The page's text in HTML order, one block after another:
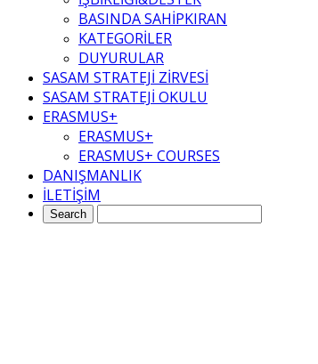
BASINDA SAHİPKIRAN
KATEGORİLER
DUYURULAR
SASAM STRATEJİ ZİRVESİ
SASAM STRATEJİ OKULU
ERASMUS+
ERASMUS+
ERASMUS+ COURSES
DANIŞMANLIK
İLETİŞİM